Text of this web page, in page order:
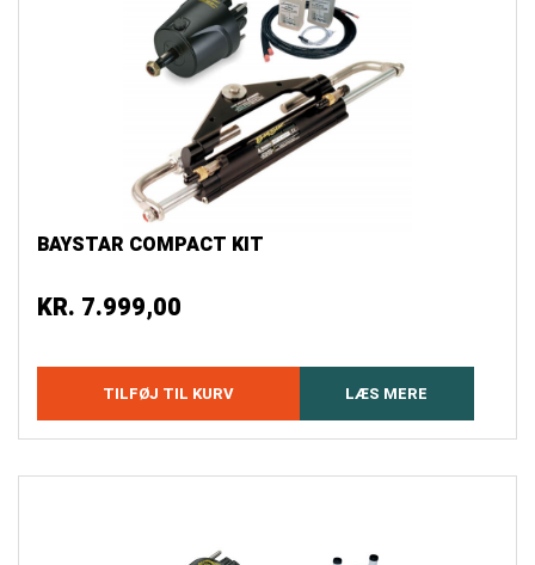
BAYSTAR COMPACT KIT
KR. 7.999,00
TILFØJ TIL KURV LÆS MERE